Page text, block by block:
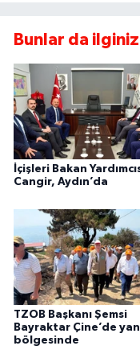
Bunlar da
İçişleri Bakan
Cangir, Aydın’da
TZOB Başkanı Şemsi
Bayraktar Çine’de
bölgesinde